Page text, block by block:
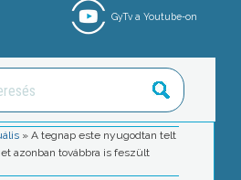
GyTv a Youtube-on
»A tegnap este nyugodtan telt
azonban továbbra is feszült